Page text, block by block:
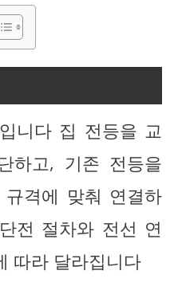
니다 집 전등을 교
하고, 기존 전등을
격에 맞춰 연결하
전 절차와 전선 연
따라 달라집니다